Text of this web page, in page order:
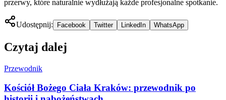
przerwy, które naturalnie wydłużają każde profesjonalne spotkanie.
Udostępnij: Facebook Twitter LinkedIn WhatsApp
Czytaj dalej
Przewodnik
Kościół Bożego Ciała Kraków: przewodnik po